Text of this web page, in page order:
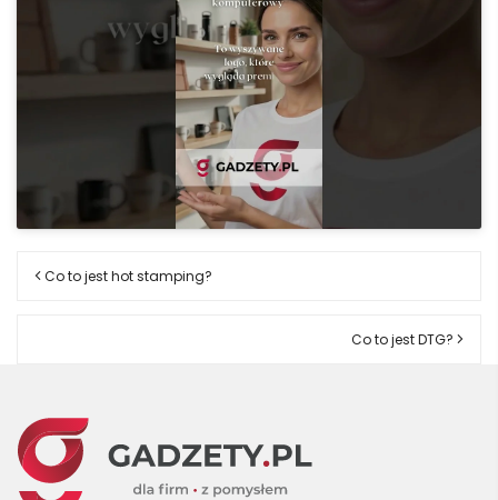
Co to jest hot stamping?
Co to jest DTG?